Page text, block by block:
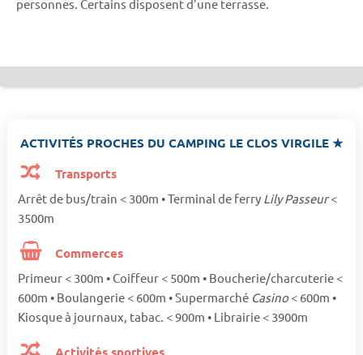
personnes. Certains disposent d'une terrasse.
ACTIVITÉS PROCHES DU CAMPING LE CLOS VIRGILE ★
Transports
Arrêt de bus/train < 300m • Terminal de ferry Lily Passeur<
3500m
Commerces
Primeur < 300m • Coiffeur < 500m • Boucherie/charcuterie <
600m • Boulangerie < 600m • Supermarché Casino< 600m •
Kiosque à journaux, tabac. < 900m • Librairie < 3900m
Activités sportives